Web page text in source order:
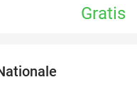
Gratis